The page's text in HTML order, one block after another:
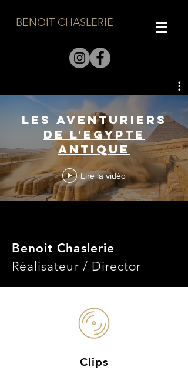
BENOIT CHASLERIE
LES AVENTURIERS
DE L'EGYPTE
ANTIQUE
Lire la vidéo
Benoit Chaslerie
Réalisateur / Director
Clips